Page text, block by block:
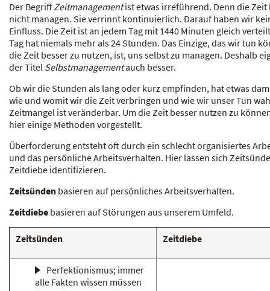
Der BegriffZeitmanagementist etwas irreführend. Denn die Zeit
nicht managen. Sie verrinnt kontinuierlich. Darauf haben wir
Einfluss. Die Zeit ist an jedem Tag mit 1440 Minuten gleich
Tag hat niemals mehr als 24 Stunden. Das Einzige, das wir tun
die Zeit besser zu nutzen, ist, uns selbst zu managen. Deshalb
der Titel Selbstmanagementauch besser.
Ob wir die Stunden als lang oder kurz empfinden, hat etwas
wie und womit wir die Zeit verbringen und wie wir unser Tun
Zeitmangel ist veränderbar. Um die Zeit besser nutzen zu
hier einige Methoden vorgestellt.
Überforderung entsteht oft durch ein schlecht organisiertes
und das persönliche Arbeitsverhalten. Hier lassen sich
Zeitdiebe identifizieren.
Zeitsünden basieren auf persönliches Arbeitsverhalten.
Zeitdiebe basieren auf Störungen aus unserem Umfeld.
Zeitsünden Zeitdiebe
Perfektionismus; immer
alle Fakten wissen müssen